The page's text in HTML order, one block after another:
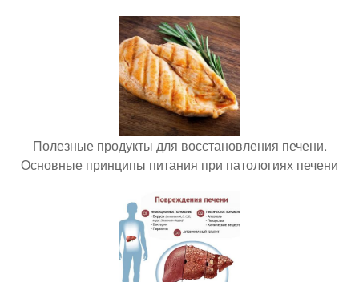
Полезные продукты для восстановления печени.
Основные принципы питания при патологиях печени